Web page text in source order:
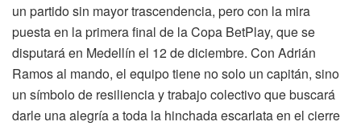
un partido sin mayor trascendencia, pero con la mira
puesta en la primera final de la Copa BetPlay, que se
disputará en Medellín el 12 de diciembre. Con Adrián
Ramos al mando, el equipo tiene no solo un capitán, sino
un símbolo de resiliencia y trabajo colectivo que buscará
darle una alegría a toda la hinchada escarlata en el cierre